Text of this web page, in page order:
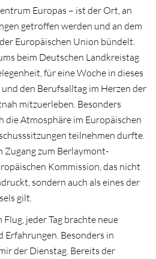
Europas – ist der Ort, an
getroffen werden und an dem
Europäischen Union bündelt.
beim Deutschen Landkreistag
für eine Woche in dieses
den Berufsalltag im Herzen der
mitzuerleben. Besonders
die Atmosphäre im Europäischen
teilnehmen durfte.
Zugang zum Berlaymont-
Kommission, das nicht
sondern auch als eines der
gilt.
jeder Tag brachte neue
Erfahrungen. Besonders in
der Dienstag. Bereits der